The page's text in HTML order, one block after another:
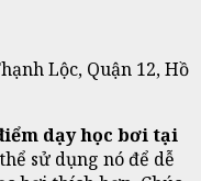
Lộc, Quận 12, Hồ
dạy học bơi tại
sử dụng nó để dễ